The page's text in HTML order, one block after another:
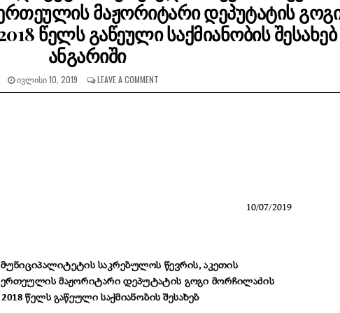
მაჟორიტარი დეპუტატის
წელს გაწეული საქმიანობის შესახებ
ანგარიში
ᲘᲕᲚᲘᲡᲘ 10, 2019 LEAVE A COMMENT